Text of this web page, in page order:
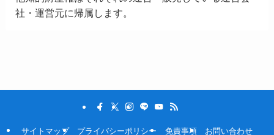
社・運営元に帰属します。
サイトマップ プライバシーポリシー 免責事項 お問い合わせ